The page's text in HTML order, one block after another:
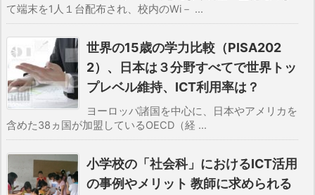
て端末を1人１台配布され、校内のWi－ ...
世界の15歳の学力比較（PISA202
2）、日本は３分野すべてで世界トッ
プレベル維持、ICT利用率は？
ヨーロッパ諸国を中心に、日本やアメリカを
含めた38ヵ国が加盟しているOECD（経 ...
小学校の「社会科」におけるICT活用
の事例やメリット 教師に求められる